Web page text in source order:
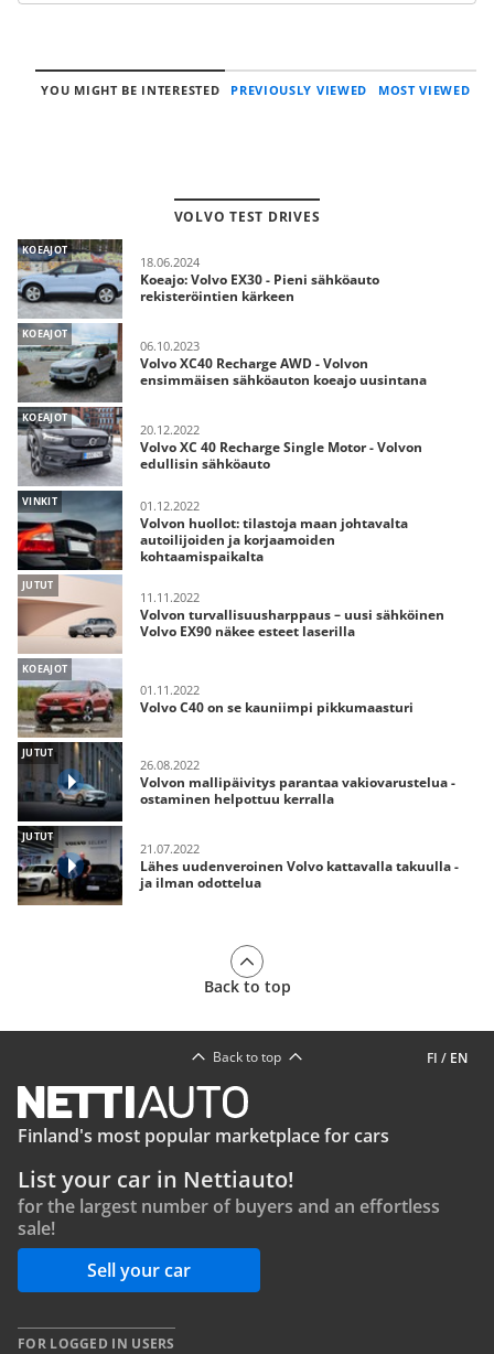
YOU MIGHT BE INTERESTED PREVIOUSLY VIEWED MOST VIEWED
VOLVO TEST DRIVES
KOEAJOT
18.06.2024
Koeajo: Volvo EX30 - Pieni sähköauto
rekisteröintien kärkeen
KOEAJOT
06.10.2023
Volvo XC40 Recharge AWD - Volvon
ensimmäisen sähköauton koeajo uusintana
KOEAJOT
20.12.2022
Volvo XC 40 Recharge Single Motor - Volvon
edullisin sähköauto
VINKIT 01.12.2022
Volvon huollot: tilastoja maan johtavalta
autoilijoiden ja korjaamoiden
kohtaamispaikalta
JUTUT
11.11.2022
Volvon turvallisuusharppaus – uusi sähköinen
Volvo EX90 näkee esteet laserilla
KOEAJOT
01.11.2022
Volvo C40 on se kauniimpi pikkumaasturi
JUTUT
26.08.2022
Volvon mallipäivitys parantaa vakiovarustelua -
ostaminen helpottuu kerralla
JUTUT
21.07.2022
Lähes uudenveroinen Volvo kattavalla takuulla -
ja ilman odottelua
Back to top
FI / EN
Back to top
Finland's most popular marketplace for cars
List your car in Nettiauto!
for the largest number of buyers and an effortless
sale!
Sell your car
FOR LOGGED IN USERS